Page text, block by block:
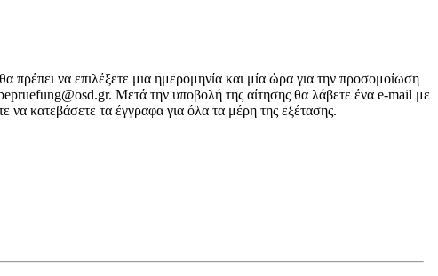
πρέπει να επιλέξετε μια ημερομηνία και μία ώρα για την προσομοίωση
Μετά την υποβολή της αίτησης θα λάβετε ένα e-mail με
να κατεβάσετε τα έγγραφα για όλα τα μέρη της εξέτασης.